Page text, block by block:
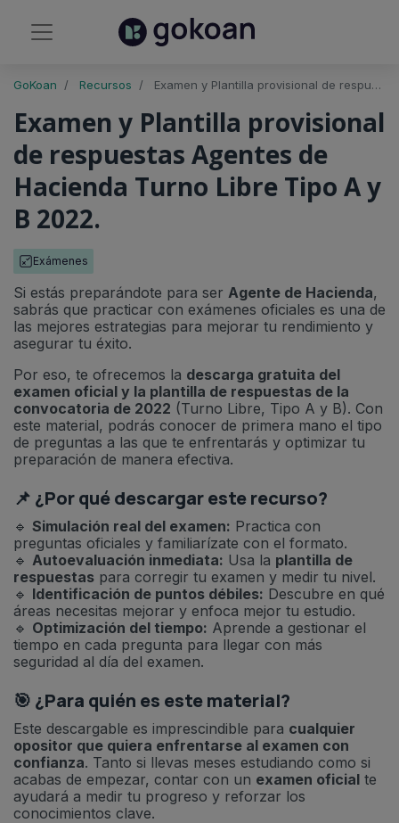
GoKoan Recursos Examen y Plantilla provisional de respuestas Agentes de Hacienda Turno Libre Tipo A y B 2022
Examen y Plantilla provisional
de respuestas Agentes de
Hacienda Turno Libre Tipo A y
B 2022.
Exámenes
Si estás preparándote para ser Agente de Hacienda,
sabrás que practicar con exámenes oficiales es una de
las mejores estrategias para mejorar tu rendimiento y
asegurar tu éxito.
Por eso, te ofrecemos la descarga gratuita del
examen oficial y la plantilla de respuestas de la
convocatoria de 2022 (Turno Libre, Tipo A y B). Con
este material, podrás conocer de primera mano el tipo
de preguntas a las que te enfrentarás y optimizar tu
preparación de manera efectiva.
📌 ¿Por qué descargar este recurso?
🔹 Simulación real del examen: Practica con
preguntas oficiales y familiarízate con el formato.
🔹 Autoevaluación inmediata: Usa la plantilla de
respuestas para corregir tu examen y medir tu nivel.
🔹 Identificación de puntos débiles: Descubre en qué
áreas necesitas mejorar y enfoca mejor tu estudio.
🔹 Optimización del tiempo: Aprende a gestionar el
tiempo en cada pregunta para llegar con más
seguridad al día del examen.
🎯 ¿Para quién es este material?
Este descargable es imprescindible para cualquier
opositor que quiera enfrentarse al examen con
confianza. Tanto si llevas meses estudiando como si
acabas de empezar, contar con un examen oficial te
ayudará a medir tu progreso y reforzar los
conocimientos clave.